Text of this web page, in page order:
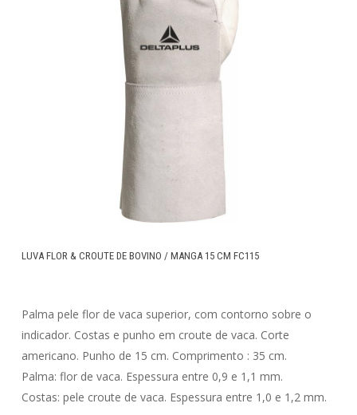
LUVA FLOR & CROUTE DE BOVINO / MANGA 15 CM FC115
Palma pele flor de vaca superior, com contorno sobre o
indicador. Costas e punho em croute de vaca. Corte
americano. Punho de 15 cm. Comprimento : 35 cm.
Palma: flor de vaca. Espessura entre 0,9 e 1,1 mm.
Costas: pele croute de vaca. Espessura entre 1,0 e 1,2 mm.